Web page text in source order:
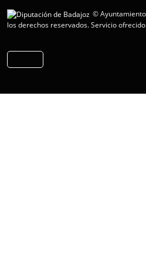
©
los derechos reservados.Servicio